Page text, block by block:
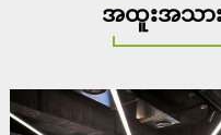
အထူးအသား